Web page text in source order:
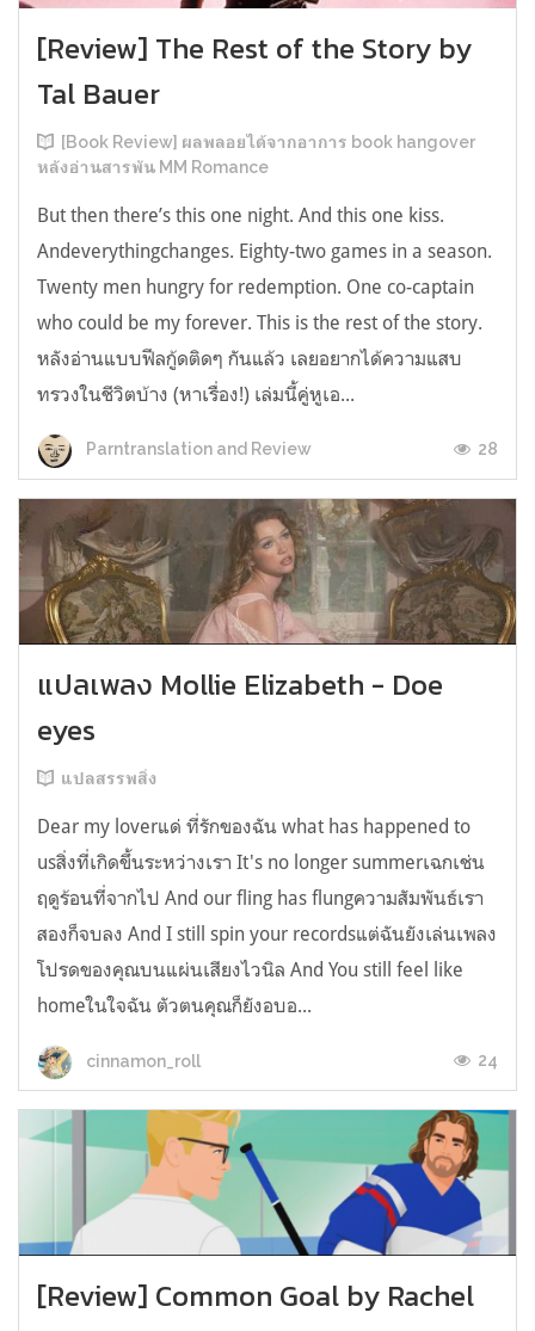
[Review] The Rest of the Story by
Tal Bauer
[Book Review] ผลพลอยได้จากอาการ book hangover
หลังอ่านสารพัน MM Romance
But then there’s this one night. And this one kiss.
Andeverythingchanges. Eighty-two games in a season.
Twenty men hungry for redemption. One co-captain
who could be my forever. This is the rest of the story.
หลังอ่านแบบฟีลกู้ดติดๆ กันแล้ว เลยอยากได้ความแสบ
ทรวงในชีวิตบ้าง (หาเรื่อง!) เล่มนี้คู่หูเอ...
Parntranslation and Review 28
แปลเพลง Mollie Elizabeth - Doe
eyes
แปลสรรพสิ่ง
Dear my loverแด่ ที่รักของฉัน what has happened to
usสิ่งที่เกิดขึ้นระหว่างเรา It's no longer summerเฉกเช่น
ฤดูร้อนที่จากไป And our fling has flungความสัมพันธ์เรา
สองก็จบลง And I still spin your recordsแต่ฉันยังเล่นเพลง
โปรดของคุณบนแผ่นเสียงไวนิล And You still feel like
homeในใจฉัน ตัวตนคุณก็ยังอบอ...
cinnamon_roll 24
[Review] Common Goal by Rachel